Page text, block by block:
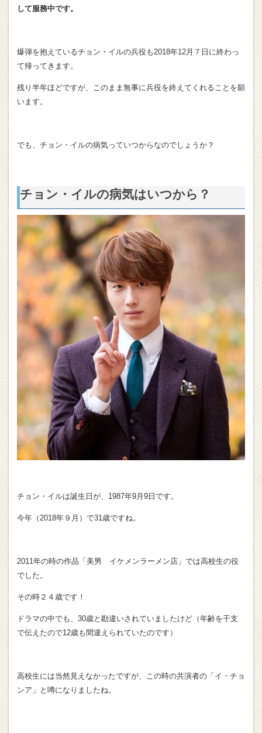
して服務中です。
爆弾を抱えているチョン・イルの兵役も2018年12月７日に終わっ
て帰ってきます。
残り半年ほどですが、このまま無事に兵役を終えてくれることを願
います。
でも、チョン・イルの病気っていつからなのでしょうか？
チョン・イルの病気はいつから？
チョン・イルは誕生日が、1987年9月9日です。
今年（2018年９月）で31歳ですね。
2011年の時の作品「美男 イケメンラーメン店」では高校生の役
でした。
その時２４歳です！
ドラマの中でも、30歳と勘違いされていましたけど（年齢を干支
で伝えたので12歳も間違えられていたのです）
高校生には当然見えなかったですが、この時の共演者の「イ・チョ
ンア」と噂になりましたね。